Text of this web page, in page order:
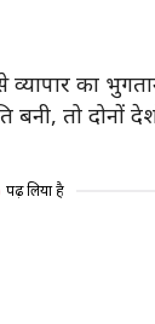
का
तो दोनों
पढ़ लिया है